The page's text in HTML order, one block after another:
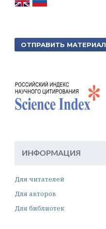
ОТПРАВИТЬ МАТЕРИАЛ
ИНФОРМАЦИЯ
Для читателей
Для авторов
Для библиотек